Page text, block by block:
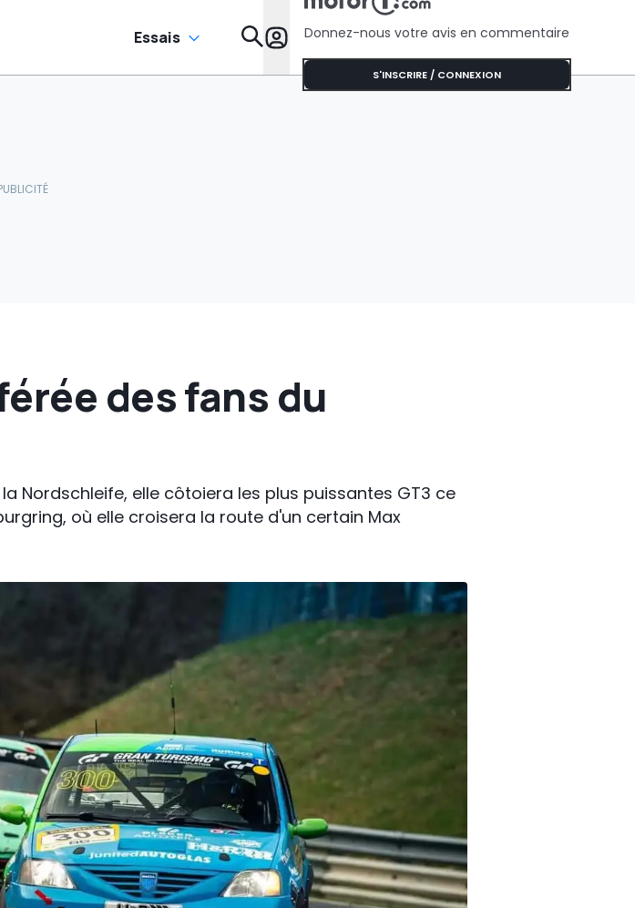
Essais Donnez-nous votre avis en commentaire
S'INSCRIRE / CONNEXION
des fans du
Nordschleife, elle côtoiera les plus puissantes GT3 ce
où elle croisera la route d'un certain Max